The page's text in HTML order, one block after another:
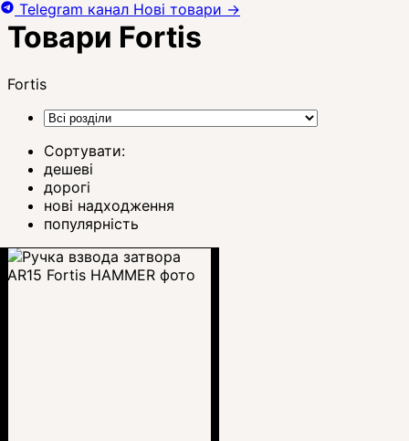
Товари Fortis
Fortis
Сортувати:
дешеві
дорогі
нові надходження
популярність
Telegram канал Нові товари →